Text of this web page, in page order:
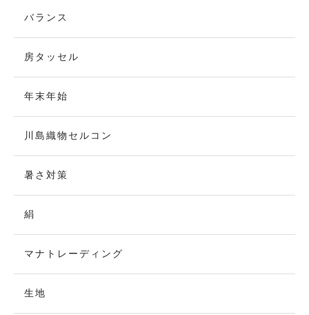
バランス
房タッセル
年末年始
川島織物セルコン
暑さ対策
絹
マナトレーディング
生地